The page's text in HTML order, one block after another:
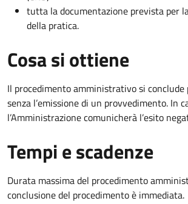
tutta la documentazione prevista per
della pratica.
Cosa si ottiene
Il procedimento amministrativo si
senza l’emissione di un provvedimento. In
l’Amministrazione comunicherà l’esito
Tempi e scadenze
Durata massima del procedimento
conclusione del procedimento è immediata.